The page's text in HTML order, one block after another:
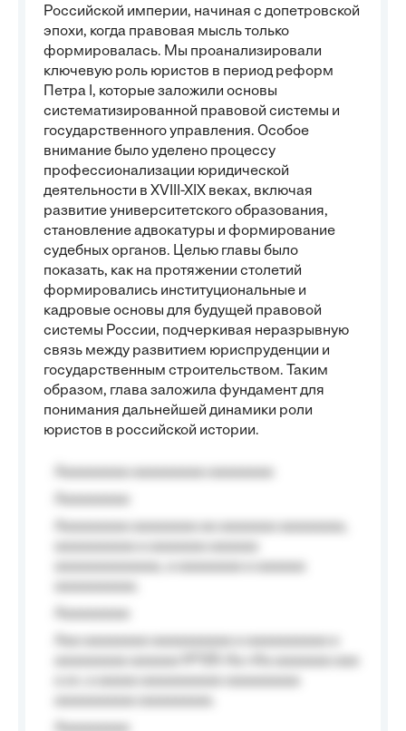
Российской империи, начиная с допетровской
эпохи, когда правовая мысль только
формировалась. Мы проанализировали
ключевую роль юристов в период реформ
Петра I, которые заложили основы
систематизированной правовой системы и
государственного управления. Особое
внимание было уделено процессу
профессионализации юридической
деятельности в XVIII-XIX веках, включая
развитие университетского образования,
становление адвокатуры и формирование
судебных органов. Целью главы было
показать, как на протяжении столетий
формировались институциональные и
кадровые основы для будущей правовой
системы России, подчеркивая неразрывную
связь между развитием юриспруденции и
государственным строительством. Таким
образом, глава заложила фундамент для
понимания дальнейшей динамики роли
юристов в российской истории.